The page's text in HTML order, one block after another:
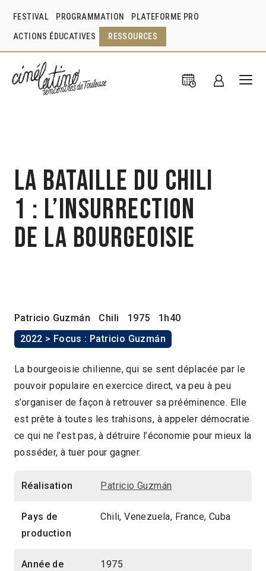
FESTIVAL PROGRAMMATION PLATEFORME PRO
ACTIONS ÉDUCATIVES RESSOURCES
La Bataille du Chili
1 : l’insurrection
de la bourgeoisie
Patricio Guzmán Chili 1975
1h40
2022 > Focus : Patricio Guzmán
La bourgeoisie chilienne, qui se sent déplacée par le
pouvoir populaire en exercice direct, va peu à peu
s’organiser de façon à retrouver sa prééminence. Elle
est prête à toutes les trahisons, à appeler démocratie
ce qui ne l’est pas, à détruire l’économie pour mieux la
posséder, à tuer pour gagner.
Réalisation Patricio Guzmán
Pays de
production
Chili, Venezuela, France, Cuba
Année de
1975